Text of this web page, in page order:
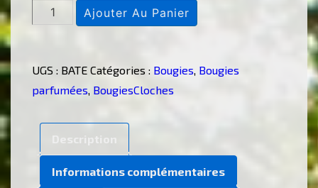
quantité
de
parfum
Thé
Ajouter Au Panier
UGS : BATE Catégories : Bougies, Bougies
parfumées, BougiesCloches
Informations complémentaires